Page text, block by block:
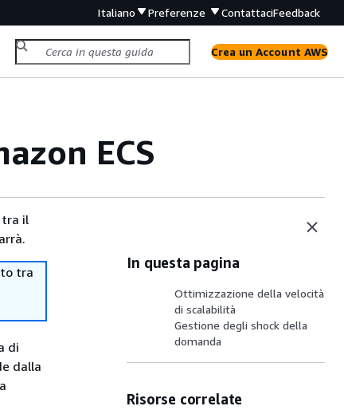
Italiano Preferenze ContattaciFeedback
Crea un Account AWS
ECS
tra il
tra
di
dalla
In questa pagina
Ottimizzazione della velocità
di scalabilità
Gestione degli shock della
domanda
Risorse correlate